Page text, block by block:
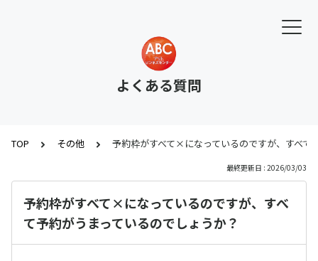
よくある質問
TOP その他 予約枠がすべて×になっているのですが、すべて
最終更新日 : 2026/03/03
予約枠がすべて×になっているのですが、すべ
て予約がうまっているのでしょうか？